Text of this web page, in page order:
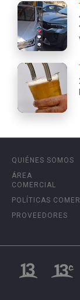
QUIÉNES SOMOS
ÁREA
COMERCIAL
POLÍTICAS
PROVEEDORES